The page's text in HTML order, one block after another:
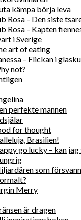
kämpa börja leva
Rosa – Den siste
Rosa – Kapten
i Sverige
art of eating
– Flickan i
not?
perfekte mannen
for thought
Brasilien!
go lucky – kan jag
som försvann
Merry
är dragen